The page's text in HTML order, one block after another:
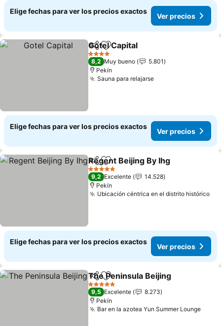
Elige fechas para ver los precios exactos
Ver precios
CompartirAgregar a favoritos
Gotel Capital
4 Estrellas
8,2 Muy bueno
5.801
Pekín
Sauna para relajarse
Elige fechas para ver los precios exactos
Ver precios
CompartirAgregar a favoritos
Regent Beijing By Ihg
5 Estrellas
9,2 Excelente
14.528
Pekín
Ubicación céntrica en el distrito histórico
Elige fechas para ver los precios exactos
Ver precios
Compartir
Agregar a favoritos
The Peninsula Beijing
5 Estrellas
9,5 Excelente
8.273
Pekín
Bar en la azotea Yun Summer Lounge